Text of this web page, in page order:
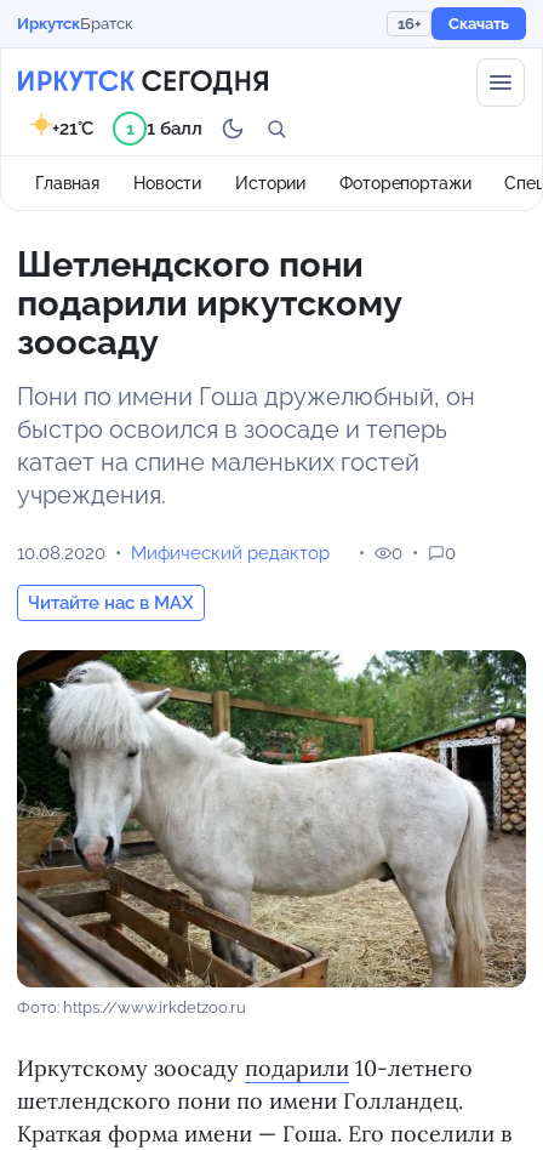
ИркутскБратск 16+ Скачать
Главная Новости Истории Фоторепортажи
+21°C 1 1 балл
Шетлендского пони
подарили иркутскому
зоосаду
Пони по имени Гоша дружелюбный, он
быстро освоился в зоосаде и теперь
катает на спине маленьких гостей
учреждения.
10.08.2020 Мифический редактор
Читайте нас в MAX
0 0
Фото: https://www.irkdetzoo.ru
Иркутскому зоосаду подарили 10-летнего
шетлендского пони по имени Голландец.
Краткая форма имени — Гоша. Его поселили в